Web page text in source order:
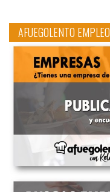
AFUEGOLENTO EMPLEO